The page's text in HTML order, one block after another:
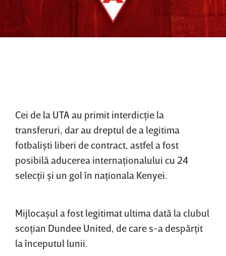
Cei de la UTA au primit interdicţie la
transferuri, dar au dreptul de a legitima
fotbalişti liberi de contract, astfel a fost
posibilă aducerea internaţionalului cu 24
selecţii şi un gol în naţionala Kenyei.
Mijlocaşul a fost legitimat ultima dată la clubul
scoţian Dundee United, de care s-a despărţit
la începutul lunii.